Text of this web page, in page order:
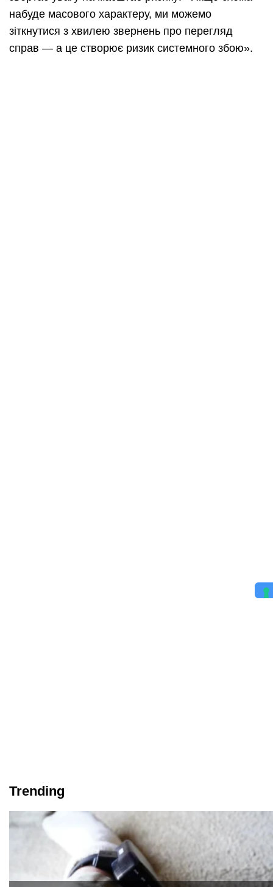
набуде масового характеру, ми можемо
зіткнутися з хвилею звернень про перегляд
справ — а це створює ризик системного збою».
Trending